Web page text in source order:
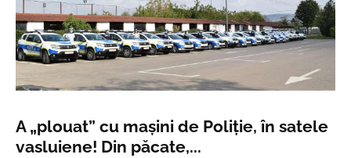
A „plouat” cu mașini de Poliție, în satele
vasluiene! Din păcate,...